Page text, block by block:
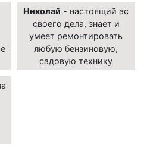
Николай - настоящий ас
своего дела, знает и
умеет ремонтировать
любую бензиновую,
садовую технику